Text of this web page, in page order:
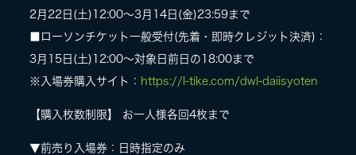
2月22日(土)12:00〜3月14日(金)23:59まで
■ローソンチケット一般受付(先着・即時クレジット決済)：
3月15日(土)12:00〜対象日前日の18:00まで
※入場券購入サイト： https://l-tike.com/dwl-daiisyoten
【購入枚数制限】 お一人様各回4枚まで
▼前売り入場券：日時指定のみ